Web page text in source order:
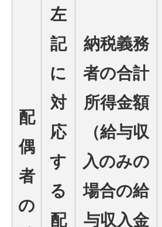
配
偶
者
の
左
記
に
対
応
す
る
配
納税義務
者の合計
所得金額
（給与収
入のみの
場合の給
与収入金